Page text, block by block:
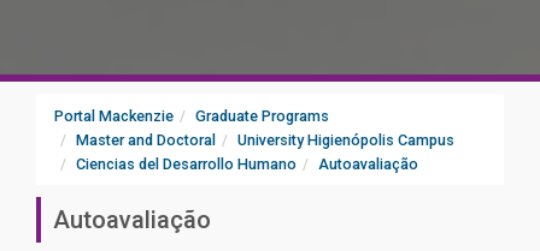
Portal Mackenzie
Graduate Programs
Master and Doctoral
University Higienópolis Campus
Ciencias del Desarrollo Humano
Autoavaliação
Autoavaliação